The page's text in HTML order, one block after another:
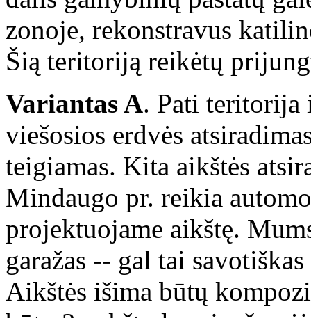
zonoje, rekonstravus
Šią teritoriją reikėtų
Variantas A. Pati teritorija
viešosios erdvės
teigiamas. Kita aikštės
Mindaugo pr. reikia
projektuojame aikštę.
garažas -- gal tai
Aikštės išima būtų